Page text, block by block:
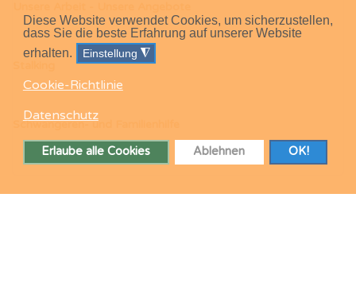
Diese Website verwendet Cookies, um sicherzustellen,
dass Sie die beste Erfahrung auf unserer Website
erhalten.
Einstellung ◮
Cookie-Richtlinie
Datenschutz
Erlaube alle Cookies Ablehnen OK!
Schwangeren- und Familienhilfe